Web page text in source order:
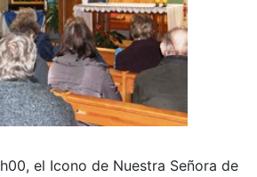
el Icono de Nuestra Señora de